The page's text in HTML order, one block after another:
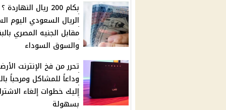
بكام 200 ريال
الريال السعودي اليوم
مقابل الجنيه المصري
والسوق السوداء
تحرر من فخ الإنترنت
وداعاً للمشاكل ومرحباً
إليك خطوات إلغاء
بسهولة